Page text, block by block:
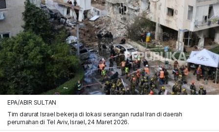
EPA/ABIR SULTAN
Tim darurat Israel bekerja di lokasi serangan rudal Iran di daerah
perumahan di Tel Aviv, Israel, 24 Maret 2026.